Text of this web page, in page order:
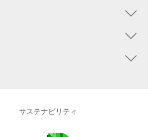
サステナビリティ